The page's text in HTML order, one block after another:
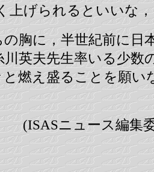
上げられるといいな
胸に，半世紀前に日
川英夫先生率いる少数
と燃え盛ることを願い
(ISASニュース編